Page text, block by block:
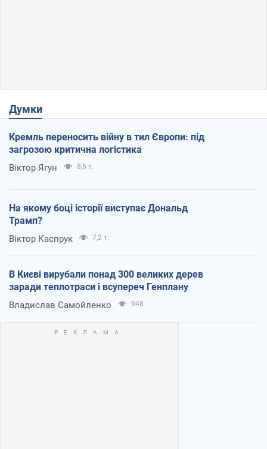
Думки
Кремль переносить війну в тил Європи: під
загрозою критична логістика
Віктор Ягун 8,6 т.
На якому боці історії виступає Дональд
Трамп?
Віктор Каспрук 7,2 т.
В Києві вирубали понад 300 великих дерев
заради теплотраси і всупереч Генплану
Владислав Самойленко 948